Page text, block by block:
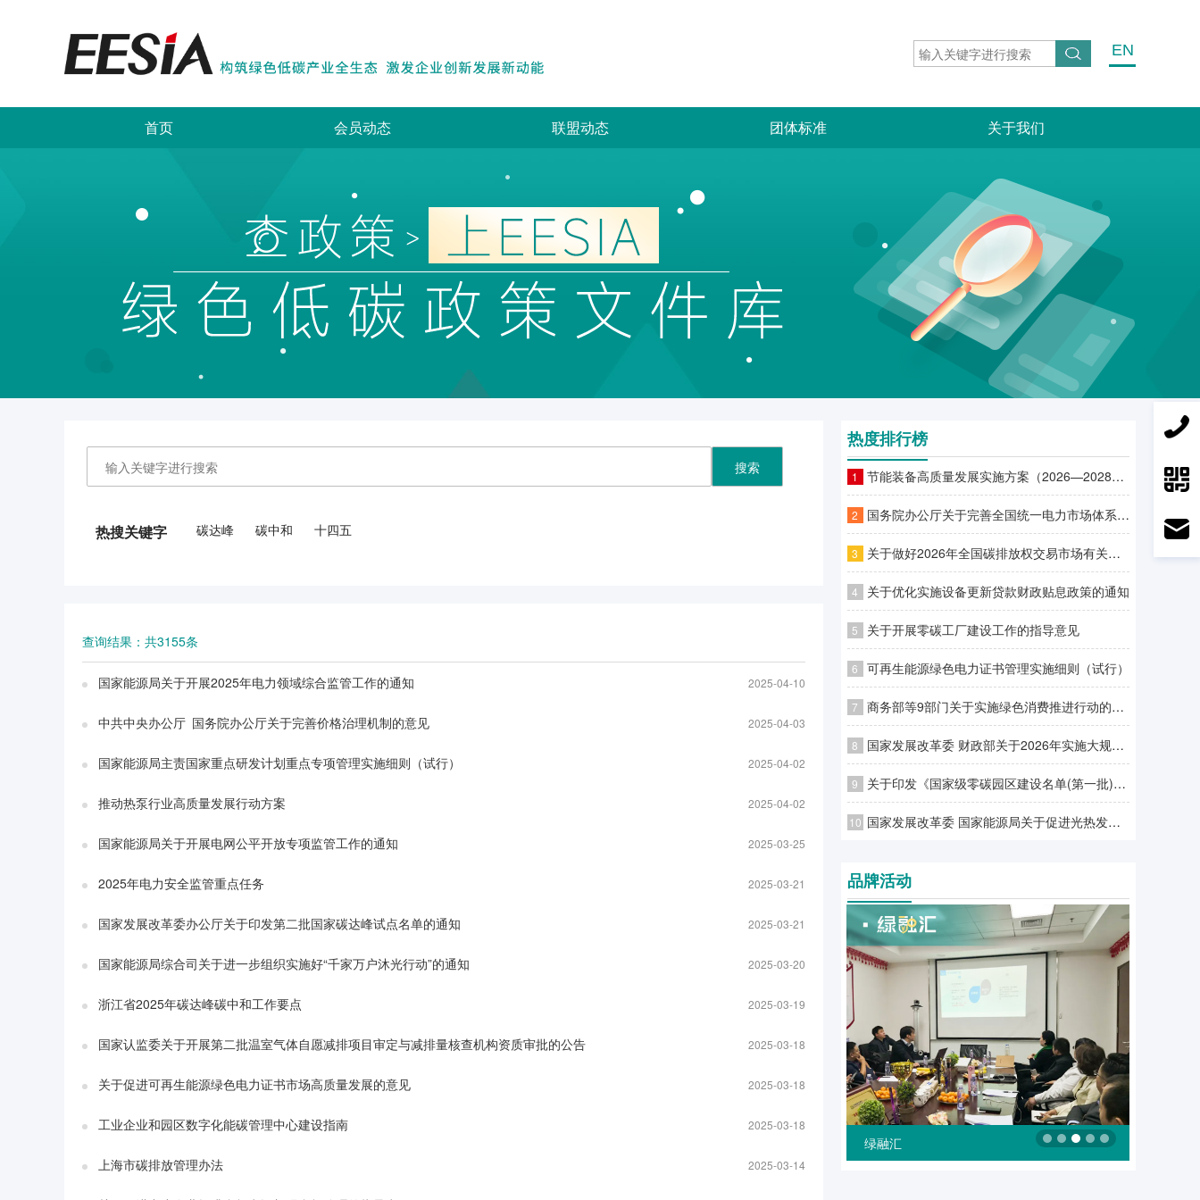
EN
首页 会员动态 联盟动态 团体标准 关于我们
热搜关键字 碳达峰 碳中和 十四五
查询结果：共3155条
国家能源局关于开展2025年电力领域综合监管工作的通知 2025-04-10
中共中央办公厅 国务院办公厅关于完善价格治理机制的意见 2025-04-03
国家能源局主责国家重点研发计划重点专项管理实施细则（试行） 2025-04-02
推动热泵行业高质量发展行动方案 2025-04-02
国家能源局关于开展电网公平开放专项监管工作的通知 2025-03-25
2025年电力安全监管重点任务 2025-03-21
国家发展改革委办公厅关于印发第二批国家碳达峰试点名单的通知 2025-03-21
国家能源局综合司关于进一步组织实施好“千家万户沐光行动”的通知 2025-03-20
浙江省2025年碳达峰碳中和工作要点 2025-03-19
国家认监委关于开展第二批温室气体自愿减排项目审定与减排量核查机构资质审批的公告 2025-03-18
关于促进可再生能源绿色电力证书市场高质量发展的意见 2025-03-18
工业企业和园区数字化能碳管理中心建设指南 2025-03-18
上海市碳排放管理办法 2025-03-14
热度排行榜
1 节能装备高质量发展实施方案（2026—2028年）
2 国务院办公厅关于完善全国统一电力市场体系的实施意见
3 关于做好2026年全国碳排放权交易市场有关工作的通知
4 关于优化实施设备更新贷款财政贴息政策的通知
5 关于开展零碳工厂建设工作的指导意见
6 可再生能源绿色电力证书管理实施细则（试行）
7 商务部等9部门关于实施绿色消费推进行动的通知
8 国家发展改革委 财政部关于2026年实施大规模设备更新和消费品以旧换新政策的通知
9 关于印发《国家级零碳园区建设名单(第一批)》的通知
10 国家发展改革委 国家能源局关于促进光热发电规模化发展的若干意见
品牌活动
绿融汇